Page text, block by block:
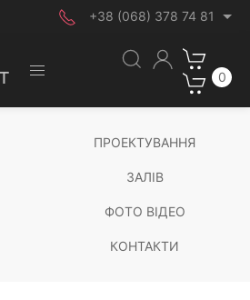
+38 (068) 378 74 81
0
ПРОЕКТУВАННЯ
ЗАЛІВ
ФОТО ВІДЕО
КОНТАКТИ